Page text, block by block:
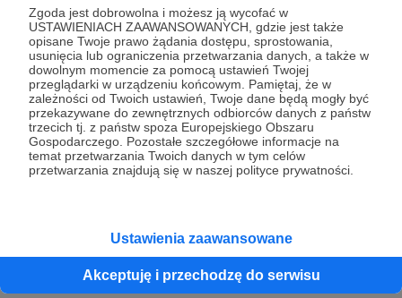
Zgoda jest dobrowolna i możesz ją wycofać w
USTAWIENIACH ZAAWANSOWANYCH, gdzie jest także
opisane Twoje prawo żądania dostępu, sprostowania,
usunięcia lub ograniczenia przetwarzania danych, a także w
dowolnym momencie za pomocą ustawień Twojej
przeglądarki w urządzeniu końcowym. Pamiętaj, że w
zależności od Twoich ustawień, Twoje dane będą mogły być
przekazywane do zewnętrznych odbiorców danych z państw
trzecich tj. z państw spoza Europejskiego Obszaru
Gospodarczego. Pozostałe szczegółowe informacje na
temat przetwarzania Twoich danych w tym celów
przetwarzania znajdują się w naszej polityce prywatności.
Ustawienia zaawansowane
Akceptuję i przechodzę do serwisu
Sławomir Wieczorek Izabella Starzec
+7
Dołącz do grona Patronów!